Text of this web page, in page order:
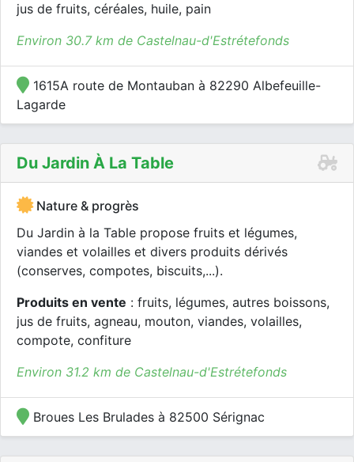
jus de fruits, céréales, huile, pain
Environ 30.7 km de Castelnau-d'Estrétefonds
1615A route de Montauban à 82290 Albefeuille-
Lagarde
Du Jardin À La Table
Nature & progrès
Du Jardin à la Table propose fruits et légumes,
viandes et volailles et divers produits dérivés
(conserves, compotes, biscuits,...).
Produits en vente : fruits, légumes, autres boissons,
jus de fruits, agneau, mouton, viandes, volailles,
compote, confiture
Environ 31.2 km de Castelnau-d'Estrétefonds
Broues Les Brulades à 82500 Sérignac